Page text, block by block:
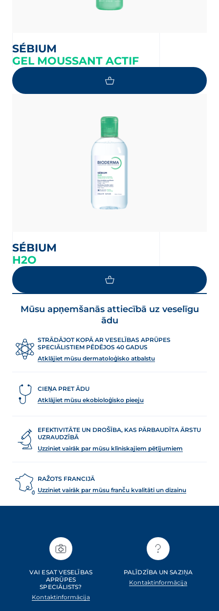
SÉBIUM
GEL MOUSSANT ACTIF
SÉBIUM
H2O
LOAD MORE
Mūsu apņemšanās attiecībā uz veselīgu
ādu
STRĀDĀJOT KOPĀ AR VESELĪBAS APRŪPES
SPECIĀLISTIEM PĒDĒJOS 40 GADUS
Atklājiet mūsu dermatoloģisko atbalstu
CIEŅA PRET ĀDU
Atklājiet mūsu ekobioloģisko pieeju
EFEKTIVITĀTE UN DROŠĪBA, KAS PĀRBAUDĪTA ĀRSTU
UZRAUDZĪBĀ
Uzziniet vairāk par mūsu klīniskajiem pētījumiem
RAŽOTS FRANCIJĀ
Uzziniet vairāk par mūsu franču kvalitāti un dizainu
VAI ESAT VESELĪBAS
APRŪPES
SPECIĀLISTS?
Kontaktinformācija
PALĪDZĪBA UN SAZIŅA
Kontaktinformācija